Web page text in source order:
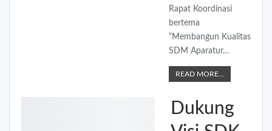
Rapat Koordinasi
bertema
“Membangun Kualitas
SDM Aparatur…
READ MORE...
Dukung